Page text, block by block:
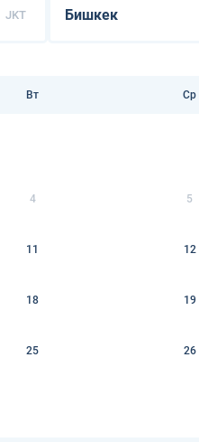
JKT
Вт Ср
4 5
11 12
18 19
25 26